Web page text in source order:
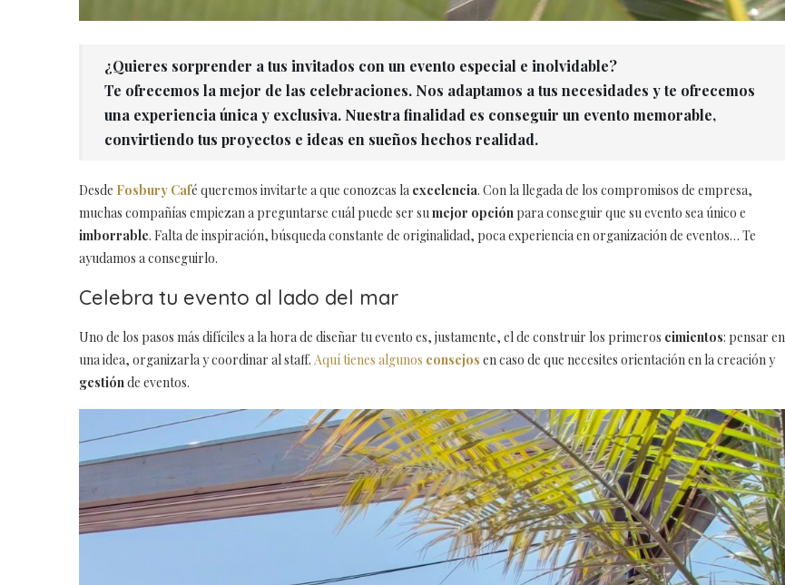
¿Quieres sorprender a tus invitados con un evento especial e inolvidable?
Te ofrecemos la mejor de las celebraciones. Nos adaptamos a tus necesidades y te ofrecemos
una experiencia única y exclusiva. Nuestra finalidad es conseguir un evento memorable,
convirtiendo tus proyectos e ideas en sueños hechos realidad.
Desde Fosbury Café queremos invitarte a que conozcas la excelencia. Con la llegada de los compromisos de empresa,
muchas compañías empiezan a preguntarse cuál puede ser su mejor opción para conseguir que su evento sea único e
imborrable. Falta de inspiración, búsqueda constante de originalidad, poca experiencia en organización de eventos… Te
ayudamos a conseguirlo.
Celebra tu evento al lado del mar
Uno de los pasos más difíciles a la hora de diseñar tu evento es, justamente, el de construir los primeros cimientos: pensar en
una idea, organizarla y coordinar al staff. Aquí tienes algunos consejos en caso de que necesites orientación en la creación y
gestiónde eventos.